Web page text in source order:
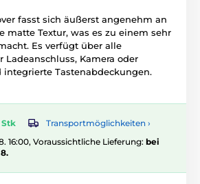
fasst sich äußerst angenehm an
matte Textur, was es zu einem sehr
Es verfügt über alle
Ladeanschluss, Kamera oder
integrierte Tastenabdeckungen.
Stk
Transportmöglichkeiten ›
16:00, Voraussichtliche Lieferung: bei